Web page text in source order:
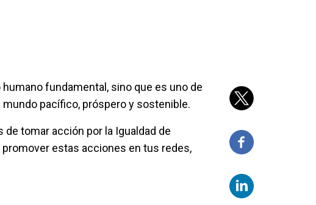
fundamental, sino que es uno de
pacífico, próspero y sostenible.
tomar acción por la Igualdad de
estas acciones en tus redes,